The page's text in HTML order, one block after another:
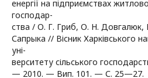
енергії на підприємствах
господар-
ства / О. Г. Гриб, О. Н. Довгалюк,
Сапрыка // Вісник Харківського
уні-
верситету сільського
— 2010. — Вип. 101. — С. 25—27.